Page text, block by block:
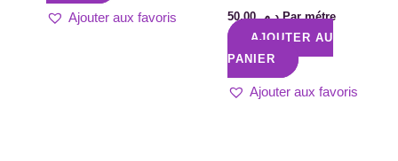
Ajouter aux favoris د.م.50,00
Par métre
AJOUTER AU
PANIER
Ajouter aux favoris